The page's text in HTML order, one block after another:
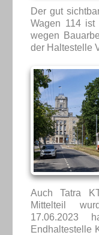
Der gut
Wagen 114 ist
wegen
der Haltestelle
Auch Tatra
Mittelteil
17.06.2023
Endhaltestelle